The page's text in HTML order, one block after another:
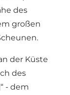
des
großen
der Küste
des
- dem